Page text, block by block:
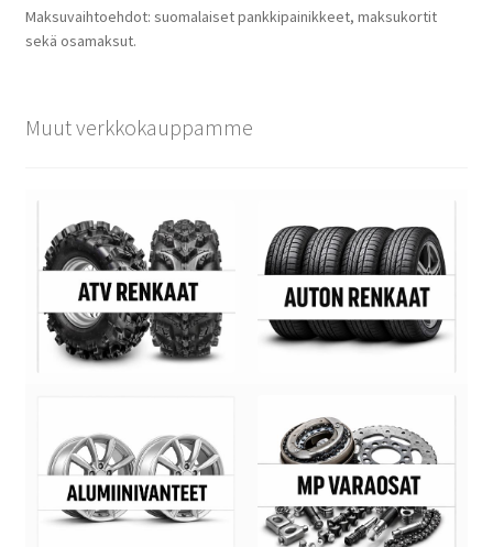
Maksuvaihtoehdot: suomalaiset pankkipainikkeet, maksukortit
sekä osamaksut.
Muut verkkokauppamme